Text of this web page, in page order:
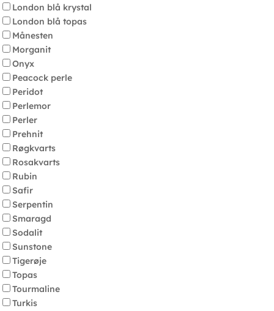
London blå krystal
London blå topas
Månesten
Morganit
Onyx
Peacock perle
Peridot
Perlemor
Perler
Prehnit
Røgkvarts
Rosakvarts
Rubin
Safir
Serpentin
Smaragd
Sodalit
Sunstone
Tigerøje
Topas
Tourmaline
Turkis